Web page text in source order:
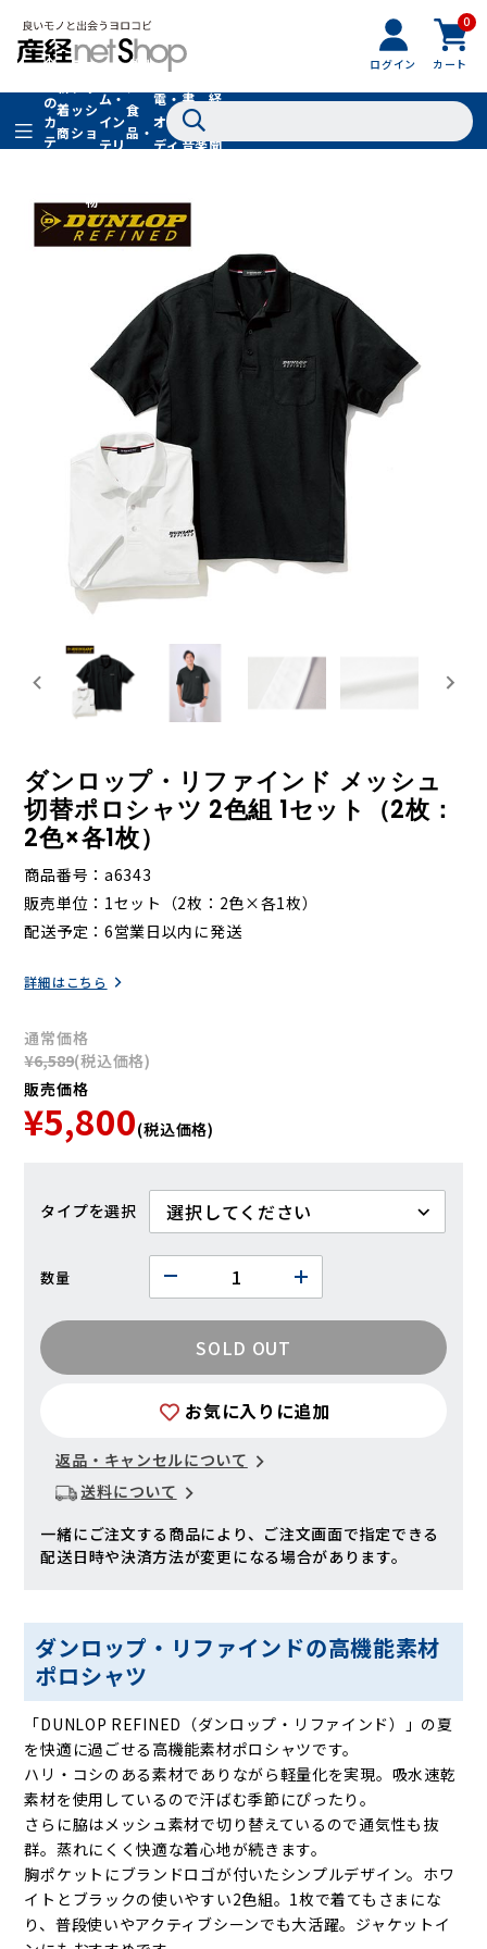
ログイン
0
カート
全
の
カ
テ
着
商
品
フ
ッ
シ
ョ
フ
ァ
シ
ョ
ン
物
ム・
イン
テリ
グル
食
品・
ドリ
家
電・
オー
ディ
書
籍・
音楽
経
聞
在庫切れ
ダンロップ・リファインド メッシュ
切替ポロシャツ 2色組 1セット（2枚：
2色×各1枚）
商品番号
a6343
販売単位
1セット（2枚：2色×各1枚）
配送予定
6営業日以内に発送
詳細はこちら
通常価格
¥6,589(税込価格)
販売価格
¥5,800(税込価格)
タイプ
数量
SOLD OUT
お気に入りに追加
返品・キャンセルについて
送料について
一緒にご注文する商品により、ご注文画面で指定できる
配送日時や決済方法が変更になる場合があります。
ダンロップ・リファインドの高機能素材
ポロシャツ
「DUNLOP REFINED（ダンロップ・リファインド）」の夏
を快適に過ごせる高機能素材ポロシャツです。
ハリ・コシのある素材でありながら軽量化を実現。吸水速乾
素材を使用しているので汗ばむ季節にぴったり。
さらに脇はメッシュ素材で切り替えているので通気性も抜
群。蒸れにくく快適な着心地が続きます。
胸ポケットにブランドロゴが付いたシンプルデザイン。ホワ
イトとブラックの使いやすい2色組。1枚で着てもさまにな
り、普段使いやアクティブシーンでも大活躍。ジャケットイ